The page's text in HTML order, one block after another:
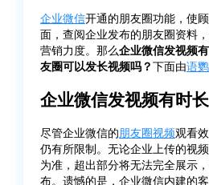
企业微信开通的朋友圈功能，使
面，查阅企业发布的朋友圈资料
营销力度。那么企业微信发视频
友圈可以发长视频吗？下面由语
企业微信发视频有时
尽管企业微信的朋友圈视频观看
仍有所限制。无论企业上传的视
为准，超出部分将无法完全展示
布。遗憾的是，企业微信内建的